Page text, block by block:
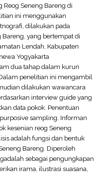
Seneng Bareng di
ini menggunakan
dilakukan pada
Bareng, yang bertempat di
Lendah, Kabupaten
Yogyakarta
dua tahap dalam kurun
penelitian ini mengambil
dilakukan wawancara
interview guide yang
data pokok. Penentuan
sampling. Informan
kesenian reog Seneng
adalah fungsi dan bentuk
Bareng. Diperoleh
sebagai pengungkapan
irama, ilustrasi suasana,